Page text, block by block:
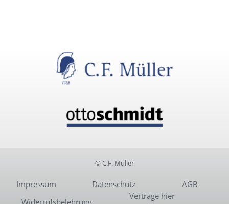
© C.F. Müller
Impressum Datenschutz
AGB
Widerrufsbelehrung
Verträge hier